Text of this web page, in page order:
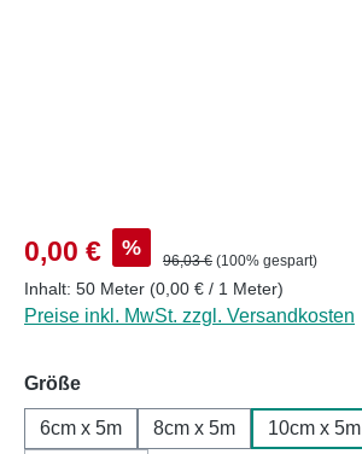
Verkaufspreis:
0,00 € % Regulärer Preis:
96,03 € (100% gespart)
Inhalt: 50 Meter (0,00 € / 1 Meter)
Preise inkl. MwSt. zzgl. Versandkosten
Größeauswählen
6cm x 5m 8cm x 5m 10cm x 5m